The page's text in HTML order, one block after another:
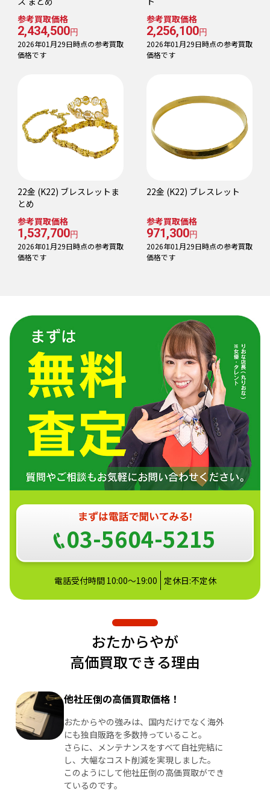
参考買取価格
2,434,500円
2026年01月29日時点の参考買取
価格です
参考買取価格
2,256,100円
2026年01月29日時点の参考買取
価格です
22金 (K22) ブレスレットま
とめ
参考買取価格
1,537,700円
2026年01月29日時点の参考買取
価格です
22金 (K22) ブレスレット
参考買取価格
971,300円
2026年01月29日時点の参考買取
価格です
03-5604-5215
電話受付時間 10:00～19:00 定休日:不定休
おたからやが
高価買取できる理由
他社圧倒の高価買取価格！
おたからやの強みは、国内だけでなく海外
にも独自販路を多数持っていること。
さらに、メンテナンスをすべて自社完結に
し、大幅なコスト削減を実現しました。
このようにして他社圧倒の高価買取ができ
ているのです。